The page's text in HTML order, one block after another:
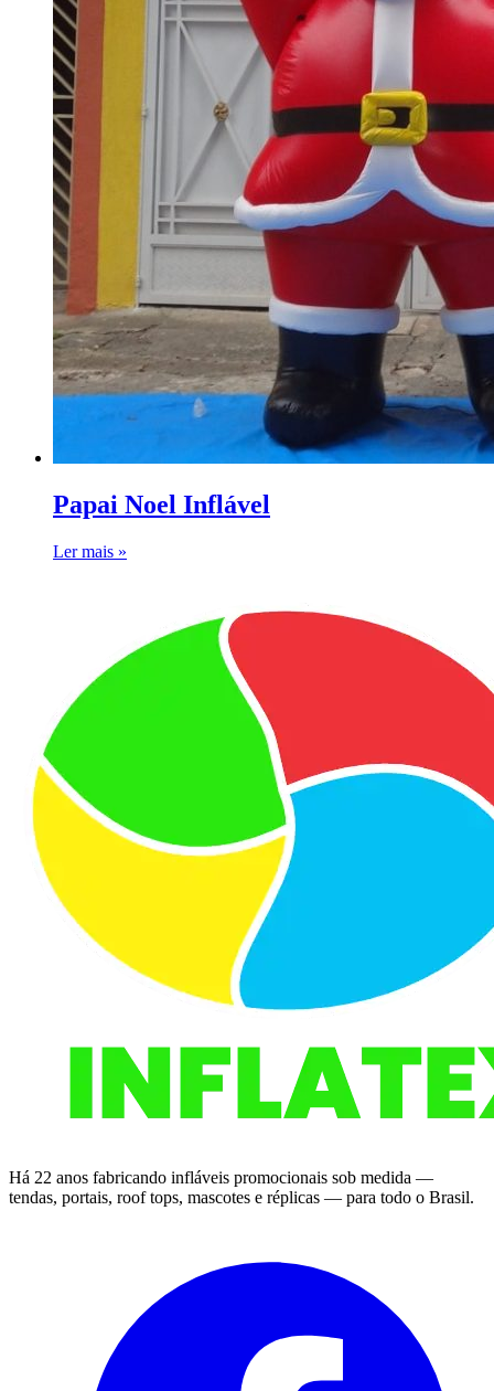
Papai Noel Inflável
Ler mais »
Há 22 anos fabricando infláveis promocionais sob medida —
tendas, portais, roof tops, mascotes e réplicas — para todo o Brasil.